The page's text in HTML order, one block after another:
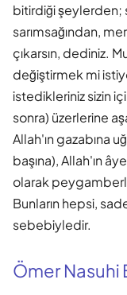
bitirdiği şeylerden;
sarımsağından,
çıkarsın, dediniz.
değiştirmek mi
istedikleriniz sizin
sonra) üzerlerine
Allah'ın gazabına
başına), Allah'ın
olarak
Bunların hepsi,
sebebiyledir.
Ömer Nasuhi